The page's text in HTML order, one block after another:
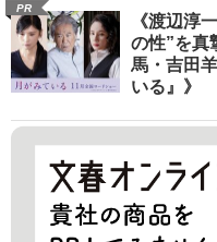
PR
《渡辺淳
の性”を真
馬・吉田
いる』》